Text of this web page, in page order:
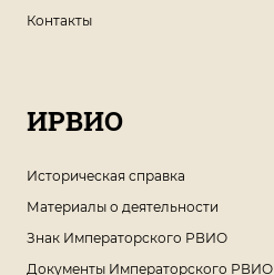
Контакты
ИРВИО
Историческая справка
Материалы о деятельности
Знак Императорского РВИО
Документы Императорского РВИО